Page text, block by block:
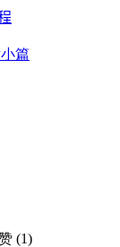
篇
(1)